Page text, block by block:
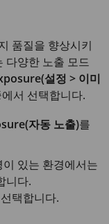
품질을 향상시키
다양한 노출 모드
설정 > 이미
서 선택합니다.
자동 노출)를
있는 환경에서는
니다.
택합니다.